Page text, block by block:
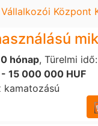
Központ
hónap, Türelmi idő:
15 000 000 HUF
kamatozású